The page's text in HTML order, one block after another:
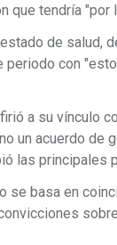
tendría "por
de salud,
con
a su vínculo
un acuerdo de
las principales
se basa en